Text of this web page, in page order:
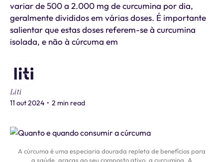
variar de 500 a 2.000 mg de curcumina por dia,
geralmente divididos em várias doses. É importante
salientar que estas doses referem-se à curcumina
isolada, e não à cúrcuma em
Liti
11 out 2024 • 2 min read
A cúrcuma é uma especiaria dourada repleta de benefícios para
a saúde, graças ao seu composto ativo, a curcumina. A